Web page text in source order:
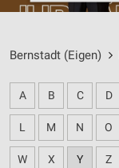
Bernstadt (Eigen)
A B C D
L M N O
W X Y Z